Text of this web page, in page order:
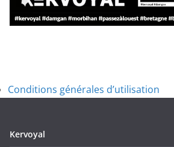
Conditions générales d’utilisation
Kervoyal